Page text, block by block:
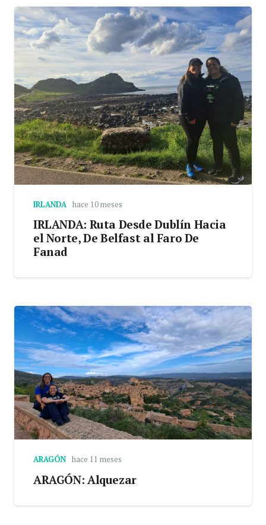
IRLANDA hace 10 meses
IRLANDA: Ruta Desde Dublín Hacia
el Norte, De Belfast al Faro De
Fanad
ARAGÓN hace 11 meses
ARAGÓN: Alquezar